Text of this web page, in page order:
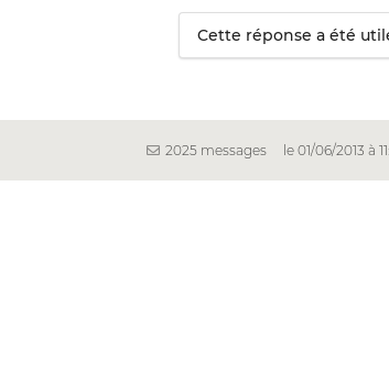
Cette réponse a été
2025 messages le 01/06/2013 à